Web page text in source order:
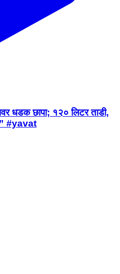
धडक छापा; १२० लिटर ताडी,
#yavat